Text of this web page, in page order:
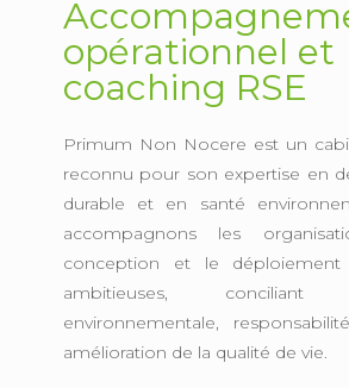
opérationnel et
coaching RSE
Primum Non Nocere est un
reconnu pour son expertise en
durable et en santé
accompagnons les
conception et le déploiement
ambitieuses, conciliant
environnementale,
amélioration de la qualité de vie.